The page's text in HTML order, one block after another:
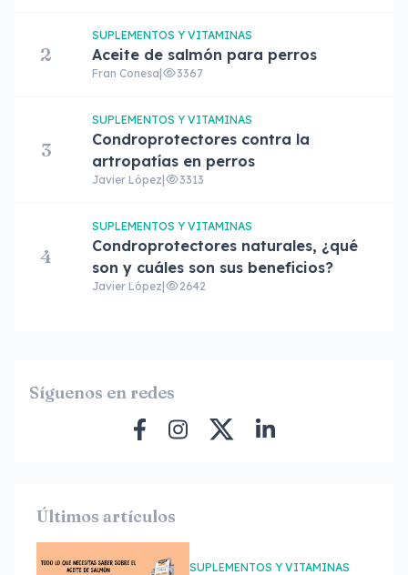
2
SUPLEMENTOS Y VITAMINAS
Aceite de salmón para perros
Fran Conesa 3367
3
SUPLEMENTOS Y VITAMINAS
Condroprotectores contra la
artropatías en perros
Javier López 3313
4
SUPLEMENTOS Y VITAMINAS
Condroprotectores naturales, ¿qué
son y cuáles son sus beneficios?
Javier López 2642
Síguenos en redes
Últimos artículos
SUPLEMENTOS Y VITAMINAS